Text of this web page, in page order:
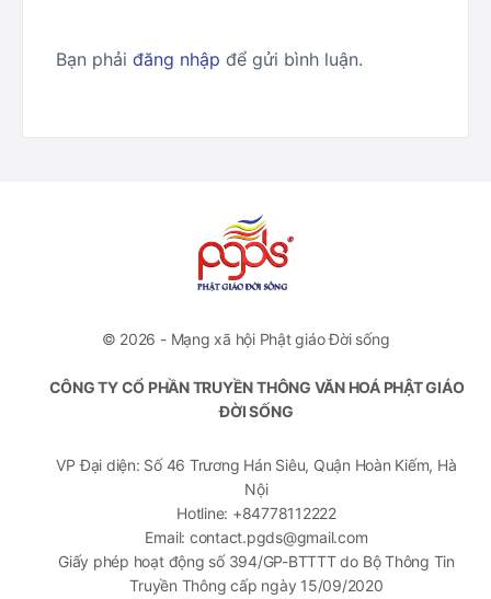
Bạn phải đăng nhập để gửi bình luận.
© 2026 - Mạng xã hội Phật giáo Đời sống
CÔNG TY CỔ PHẦN TRUYỀN THÔNG VĂN HOÁ PHẬT GIÁO
ĐỜI SỐNG
VP Đại diện: Số 46 Trương Hán Siêu, Quận Hoàn Kiếm, Hà
Nội
Hotline: +84778112222
Email: contact.pgds@gmail.com
Giấy phép hoạt động số 394/GP-BTTTT do Bộ Thông Tin
Truyền Thông cấp ngày 15/09/2020